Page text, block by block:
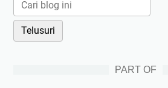
PART OF